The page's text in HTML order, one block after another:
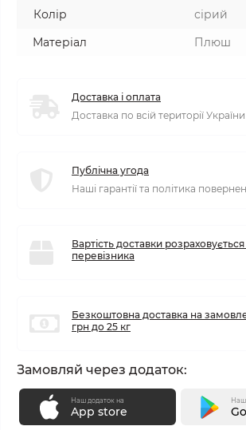
Колір
сірий
Матеріал
Плюш
Доставка і оплата
Доставка по всій території України
Публічна угода
Наші гарантії та політика
Вартість доставки
перевізника
Безкоштовна доставка на
грн до 25 кг
Замовляй через додаток:
Наш додаток на
App store
Наш